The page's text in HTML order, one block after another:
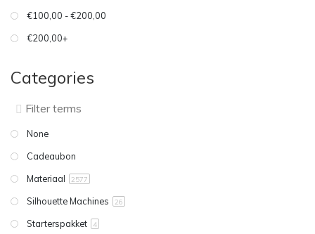
€100,00 - €200,00
€200,00+
Categories
None
Cadeaubon
Materiaal
2577
Silhouette Machines 26
Starterspakket 4